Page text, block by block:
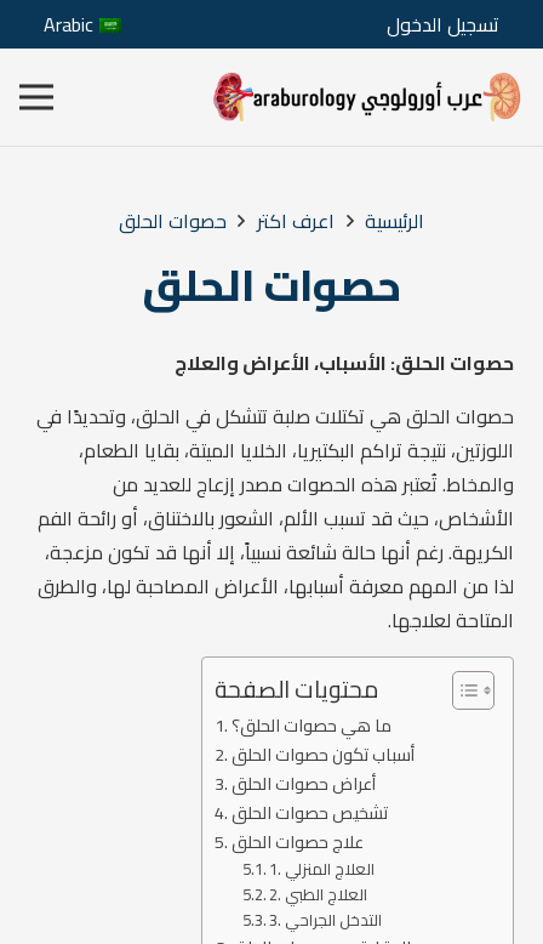
تسجيل الدخول Arabic
الرئيسية اعرف اكتر حصوات الحلق
حصوات الحلق
حصوات الحلق: الأسباب، الأعراض والعلاج
حصوات الحلق هي تكتلات صلبة تتشكل في الحلق، وتحديدًا في
اللوزتين، نتيجة تراكم البكتيريا، الخلايا الميتة، بقايا الطعام،
والمخاط. تُعتبر هذه الحصوات مصدر إزعاج للعديد من
الأشخاص، حيث قد تسبب الألم، الشعور بالاختناق، أو رائحة الفم
الكريهة. رغم أنها حالة شائعة نسبياً، إلا أنها قد تكون مزعجة،
لذا من المهم معرفة أسبابها، الأعراض المصاحبة لها، والطرق
المتاحة لعلاجها.
محتويات الصفحة
ما هي حصوات الحلق؟
أسباب تكون حصوات الحلق
أعراض حصوات الحلق
تشخيص حصوات الحلق
علاج حصوات الحلق
1. العلاج المنزلي
2. العلاج الطبي
3. التدخل الجراحي